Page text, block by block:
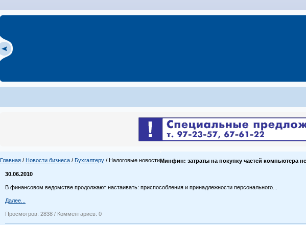
Главная / Новости бизнеса / Бухгалтеру / Налоговые новостиМинфин: затраты на покупку частей компьютера
30.06.2010
В финансовом ведомстве продолжают настаивать: приспособления и принадлежности персонального...
Далее...
Просмотров: 2838 / Комментариев: 0